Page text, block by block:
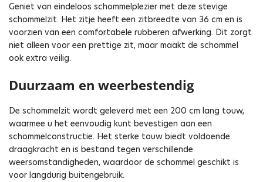
Geniet van eindeloos schommelplezier met deze stevige
schommelzit. Het zitje heeft een zitbreedte van 36 cm en is
voorzien van een comfortabele rubberen afwerking. Dit zorgt
niet alleen voor een prettige zit, maar maakt de schommel
ook extra veilig.
Duurzaam en weerbestendig
De schommelzit wordt geleverd met een 200 cm lang touw,
waarmee u het eenvoudig kunt bevestigen aan een
schommelconstructie. Het sterke touw biedt voldoende
draagkracht en is bestand tegen verschillende
weersomstandigheden, waardoor de schommel geschikt is
voor langdurig buitengebruik.